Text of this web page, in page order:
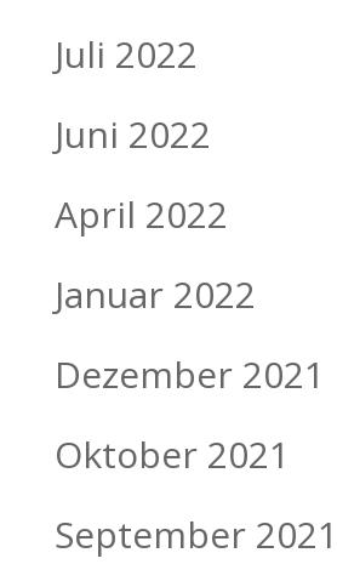
Juli 2022
Juni 2022
April 2022
Januar 2022
Dezember 2021
Oktober 2021
September 2021